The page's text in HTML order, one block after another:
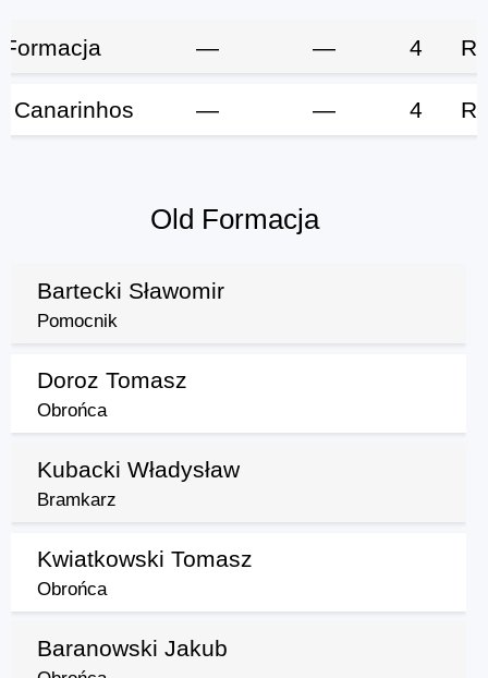
— — 4
Canarinhos — — 4
Old Formacja
Bartecki Sławomir
Pomocnik
Doroz Tomasz
Obrońca
Kubacki Władysław
Bramkarz
Kwiatkowski Tomasz
Obrońca
Baranowski Jakub